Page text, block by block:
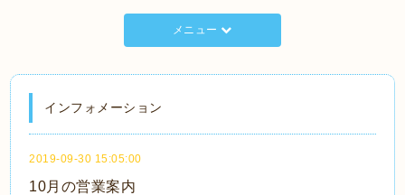
メニュー
インフォメーション
2019-09-30 15:05:00
10月の営業案内